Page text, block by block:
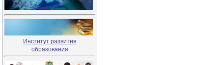
Институт развития
образования